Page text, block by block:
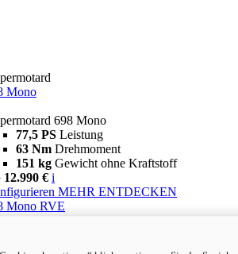
Mono
698 Mono
77,5 PS Leistung
63 Nm Drehmoment
151 kg Gewicht ohne Kraftstoff
12.990 € i
MEHR ENTDECKEN
Mono RVE
77,5 PS
Leistung